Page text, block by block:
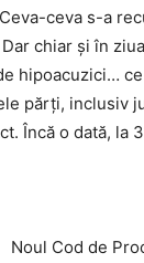
ceva s-a
Dar chiar şi în
hipoacuzici…
părţi, inclusiv
Încă o dată, la
Noul Cod de